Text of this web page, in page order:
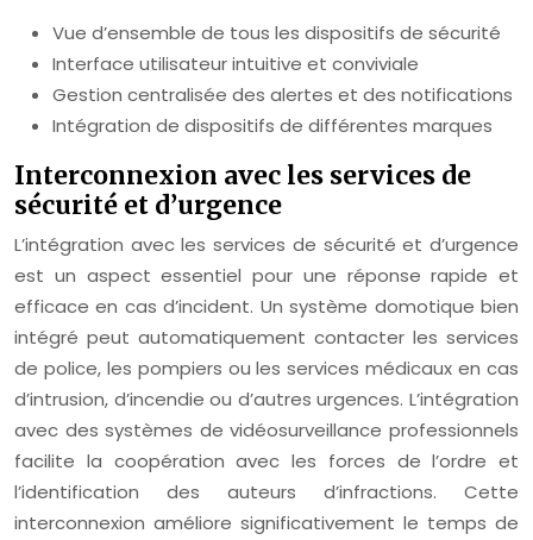
Vue d’ensemble de tous les dispositifs de sécurité
Interface utilisateur intuitive et conviviale
Gestion centralisée des alertes et des notifications
Intégration de dispositifs de différentes marques
Interconnexion avec les services de
sécurité et d’urgence
L’intégration avec les services de sécurité et d’urgence
est un aspect essentiel pour une réponse rapide et
efficace en cas d’incident. Un système domotique bien
intégré peut automatiquement contacter les services
de police, les pompiers ou les services médicaux en cas
d’intrusion, d’incendie ou d’autres urgences. L’intégration
avec des systèmes de vidéosurveillance professionnels
facilite la coopération avec les forces de l’ordre et
l’identification des auteurs d’infractions. Cette
interconnexion améliore significativement le temps de